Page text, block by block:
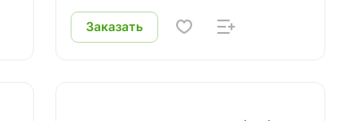
Заказать